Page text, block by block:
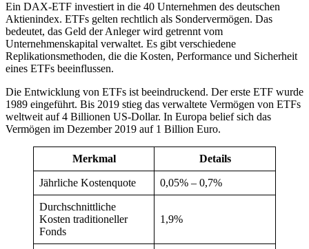
Ein DAX-ETF investiert in die 40 Unternehmen des deutschen
Aktienindex. ETFs gelten rechtlich als Sondervermögen. Das
bedeutet, das Geld der Anleger wird getrennt vom
Unternehmenskapital verwaltet. Es gibt verschiedene
Replikationsmethoden, die die Kosten, Performance und Sicherheit
eines ETFs beeinflussen.
Die Entwicklung von ETFs ist beeindruckend. Der erste ETF wurde
1989 eingeführt. Bis 2019 stieg das verwaltete Vermögen von ETFs
weltweit auf 4 Billionen US-Dollar. In Europa belief sich das
Vermögen im Dezember 2019 auf 1 Billion Euro.
Merkmal Details
Jährliche Kostenquote 0,05% – 0,7%
Durchschnittliche
Kosten traditioneller
Fonds
1,9%